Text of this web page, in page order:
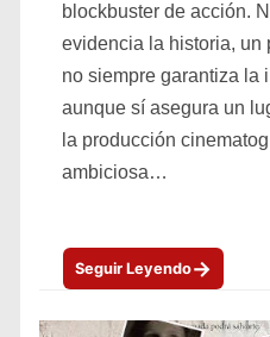
blockbuster de acción.
evidencia la historia, un
no siempre garantiza la
aunque sí asegura un
la producción
ambiciosa…
Seguir Leyendo→